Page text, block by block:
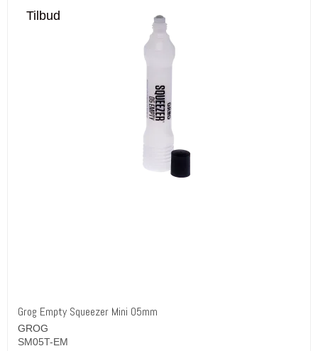
Tilbud
Grog Empty Squeezer Mini 05mm
GROG
SM05T-EM